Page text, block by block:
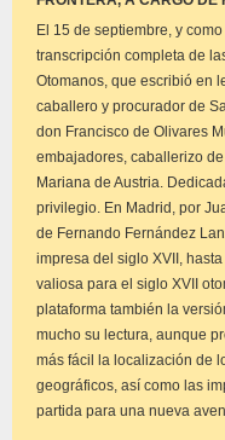
El 15 de septiembre, y
transcripción completa de
Otomanos, que escribió en
caballero y procurador de
don Francisco de Olivares
embajadores, caballerizo
Mariana de Austria.
privilegio. En Madrid, por
de Fernando Fernández
impresa del siglo XVII,
valiosa para el siglo XVII
plataforma también la
mucho su lectura, aunque
más fácil la localización de
geográficos, así como las
partida para una nueva